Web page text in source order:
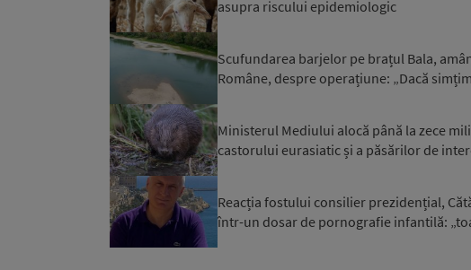
asupra riscului epidemiologic
Scufundarea barjelor pe brațul Bala,
Române, despre operațiune: „Dacă
Ministerul Mediului alocă până la zece
castorului eurasiatic și a păsărilor de
Reacția fostului consilier prezidențial,
într-un dosar de pornografie infantilă: